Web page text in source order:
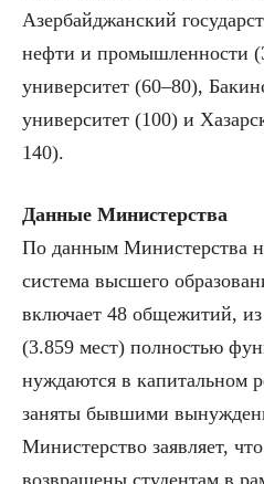
Азербайджанский
нефти и промышленности
университет (60–80),
университет (100) и
140).
Данные Министерства
По данным Министерства
система высшего
включает 48 общежитий,
(3.859 мест) полностью
нуждаются в капитальном
заняты бывшими
Министерство заявляет,